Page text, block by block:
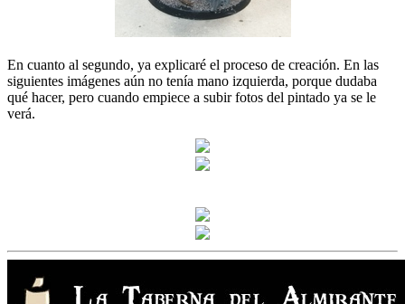
En cuanto al segundo, ya explicaré el proceso de creación. En las
siguientes imágenes aún no tenía mano izquierda, porque dudaba
qué hacer, pero cuando empiece a subir fotos del pintado ya se le
verá.